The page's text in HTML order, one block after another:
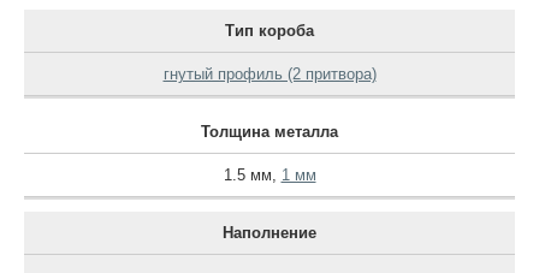
Тип короба
гнутый профиль (2 притвора)
Толщина металла
1.5 мм 1 мм
Наполнение